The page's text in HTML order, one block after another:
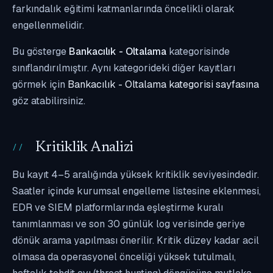
farkındalık eğitimi katmanlarında öncelikli olarak
engellenmelidir.
Bu gösterge Bankacılık - Oltalama kategorisinde
sınıflandırılmıştır. Aynı kategorideki diğer kayıtları
görmek için Bankacılık - Oltalama kategorisi sayfasına
göz atabilirsiniz.
Kritiklik Analizi
Bu kayıt 4–5 aralığında yüksek kritiklik seviyesindedir.
Saatler içinde kurumsal engelleme listesine eklenmesi,
EDR ve SIEM platformlarında eşleştirme kuralı
tanımlanması ve son 30 günlük log verisinde geriye
dönük arama yapılması önerilir. Kritik düzey kadar acil
olmasa da operasyonel önceliği yüksek tutulmalı,